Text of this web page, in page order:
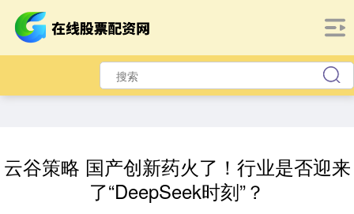
云谷策略 国产创新药火了！行业是否迎来
了“DeepSeek时刻”？